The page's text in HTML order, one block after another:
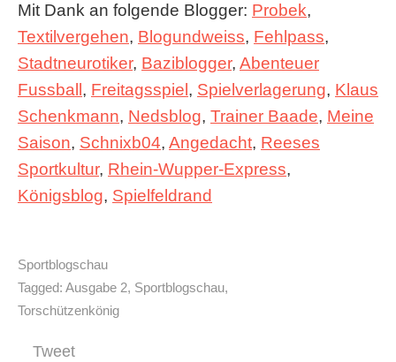
Mit Dank an folgende Blogger: Probek,
Textilvergehen, Blogundweiss, Fehlpass,
Stadtneurotiker, Baziblogger, Abenteuer
Fussball , Freitagsspiel , Spielverlagerung, Klaus
Schenkmann, Nedsblog, Trainer Baade, Meine
Saison, Schnixb04, Angedacht, Reeses
Sportkultur, Rhein-Wupper-Express,
Königsblog, Spielfeldrand
Sportblogschau
Tagged: Ausgabe 2, Sportblogschau,
Torschützenkönig
Tweet